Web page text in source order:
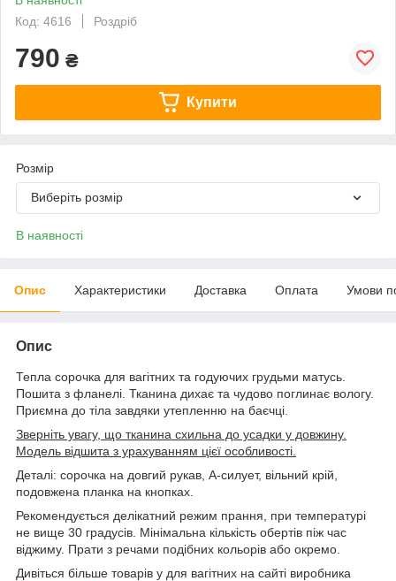
Код: 4616
Роздріб
790 ₴
Купити
Розмір
Виберіть розмір
В наявності
Опис Характеристики Доставка Оплата Умови
Опис
Тепла сорочка для вагітних та годуючих грудьми матусь.
Пошита з фланелі. Тканина дихає та чудово поглинає вологу.
Приємна до тіла завдяки утепленню на баєчці.
Зверніть увагу, що тканина схильна до усадки у довжину.
Модель відшита з урахуванням цієї особливості.
Деталі: сорочка на довгий рукав, А-силует, вільний крій,
подовжена планка на кнопках.
Рекомендується делікатний режим прання, при температурі
не вище 30 градусів. Мінімальна кількість обертів піж час
віджиму. Прати з речами подібних кольорів або окремо.
Дивіться більше товарів у для вагітних на сайті виробника